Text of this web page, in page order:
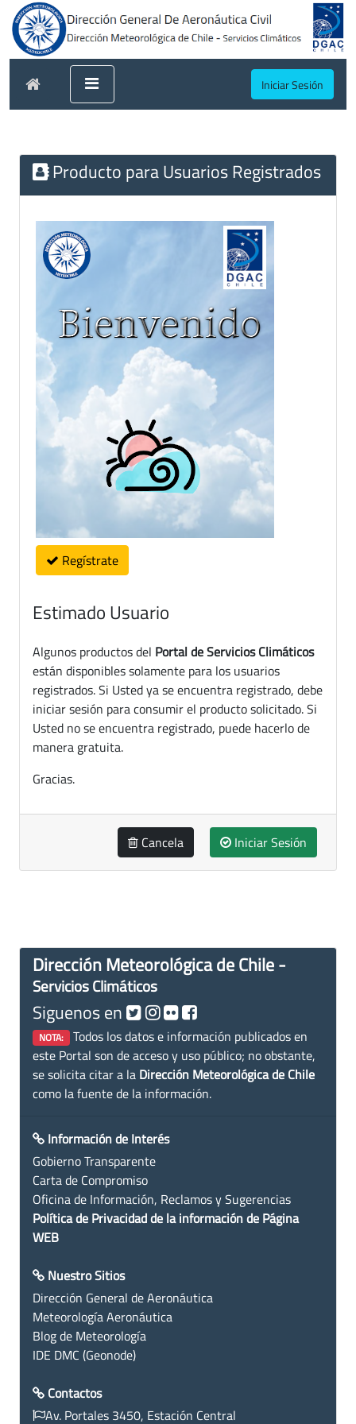
Iniciar Sesión
Producto para Usuarios Registrados
Regístrate
Estimado Usuario
Algunos productos del Portal de Servicios Climáticos
están disponibles solamente para los usuarios
registrados. Si Usted ya se encuentra registrado, debe
iniciar sesión para consumir el producto solicitado. Si
Usted no se encuentra registrado, puede hacerlo de
manera gratuita.
Gracias.
Cancela Iniciar Sesión
Dirección Meteorológica de Chile -
Servicios Climáticos
Siguenos en
NOTA: Todos los datos e información publicados en
este Portal son de acceso y uso público; no obstante,
se solicita citar a la Dirección Meteorológica de Chile
como la fuente de la información.
Información de Interés
Gobierno Transparente
Carta de Compromiso
Oficina de Información, Reclamos y Sugerencias
Política de Privacidad de la información de Página
WEB
Nuestro Sitios
Dirección General de Aeronáutica
Meteorología Aeronáutica
Blog de Meteorología
IDE DMC (Geonode)
Contactos
Av. Portales 3450, Estación Central